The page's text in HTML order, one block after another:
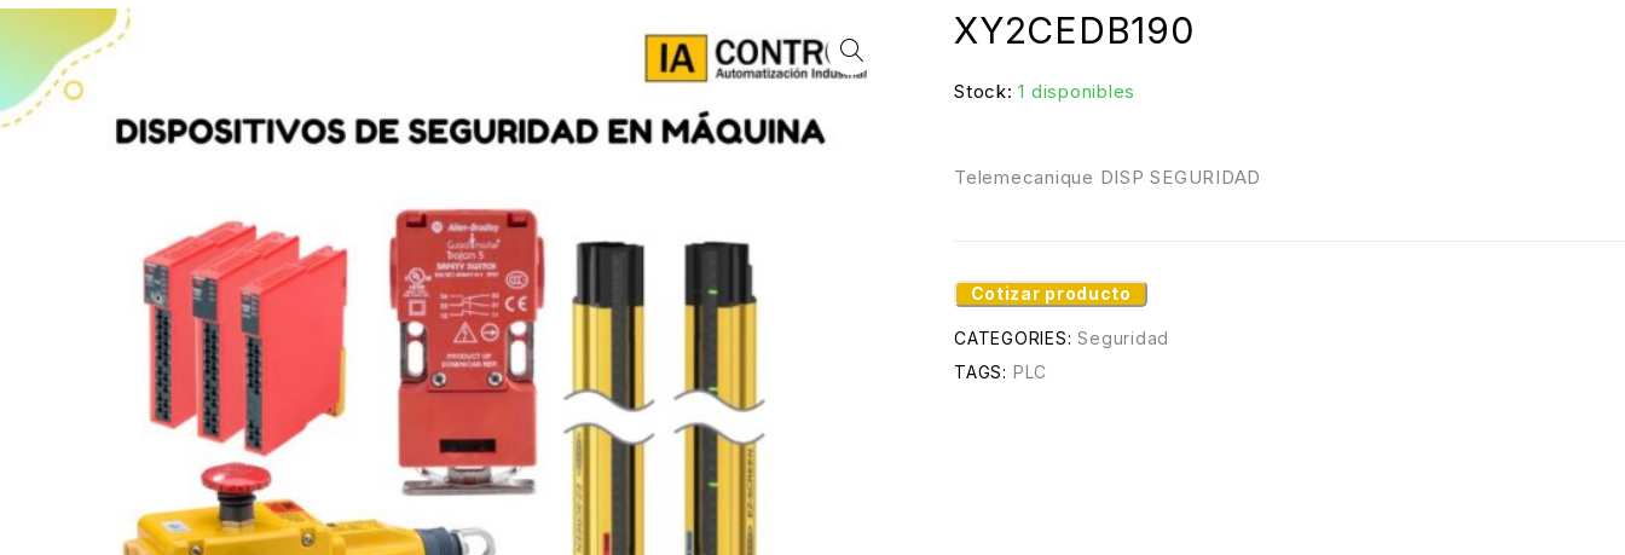
XY2CEDB190
Stock: 1 disponibles
Telemecanique DISP SEGURIDAD
Cotizar producto
CATEGORIES: Seguridad
TAGS: PLC